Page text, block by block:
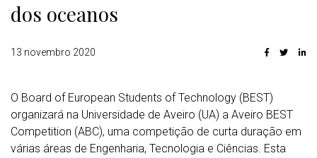
dos oceanos
13 novembro 2020
O Board of European Students of Technology (BEST)
organizará na Universidade de Aveiro (UA) a Aveiro BEST
Competition (ABC), uma competição de curta duração em
várias áreas de Engenharia, Tecnologia e Ciências. Esta